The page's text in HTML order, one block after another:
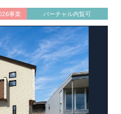
ガス乾燥機乾太くん】を設
利なゆとりある洗面所
ルコニ
ゼッ ト 】を設置
などの収納ができ、お部
■『長期優良住宅』取得! (
の技術基準をクリアしてい
事業 バーチャル内覧可